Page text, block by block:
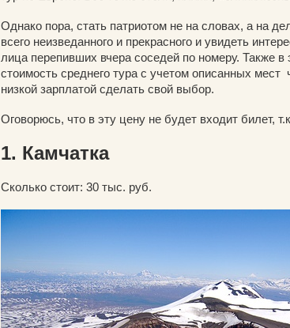
Однако пора, стать патриотом не на словах, а на
всего неизведанного и прекрасного и увидеть
лица перепивших вчера соседей по номеру. Также
стоимость среднего тура с учетом описанных
низкой зарплатой сделать свой выбор.
Оговорюсь, что в эту цену не будет входит билет,
1. Камчатка
Сколько стоит: 30 тыс. руб.